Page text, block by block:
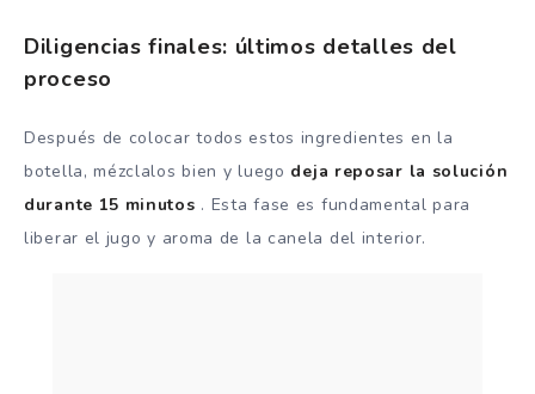
Diligencias finales: últimos detalles del
proceso
Después de colocar todos estos ingredientes en la
botella, mézclalos bien y luego deja reposar la solución
durante 15 minutos . Esta fase es fundamental para
liberar el jugo y aroma de la canela del interior.